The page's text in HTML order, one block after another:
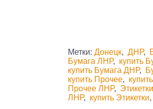
Метки:Донецк,ДНР,
Бумага ЛНР, купить
купить Бумага ДНР,
купить Прочее,
Прочее ЛНР,
ЛНР, купить Этикетки,